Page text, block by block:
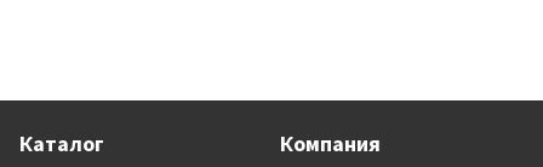
Каталог Компания